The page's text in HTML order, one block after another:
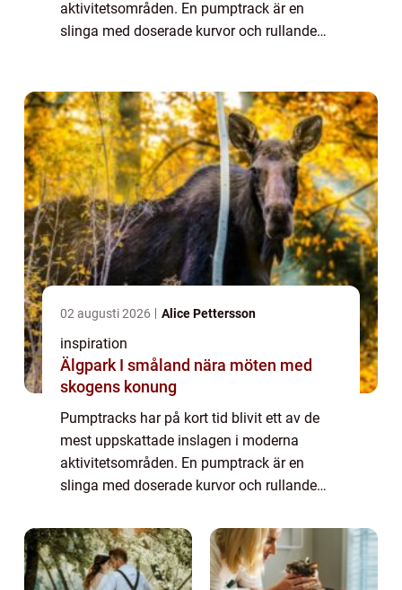
aktivitetsområden. En pumptrack är en
slinga med doserade kurvor och rullande
Resulta...
02 augusti 2026 Alice Pettersson
inspiration
Älgpark I småland nära möten med
skogens konung
Pumptracks har på kort tid blivit ett av de
mest uppskattade inslagen i moderna
aktivitetsområden. En pumptrack är en
slinga med doserade kurvor och rullande
pumpa med kroppen i stället för att trampa.
Resulta...